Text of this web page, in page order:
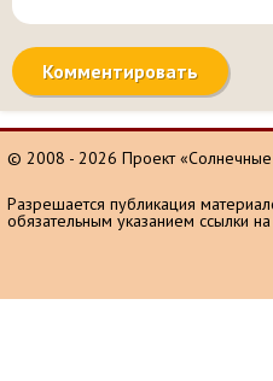
© 2008 - 2026 Проект «Солнечные
Разрешается публикация
обязательным указанием ссылки